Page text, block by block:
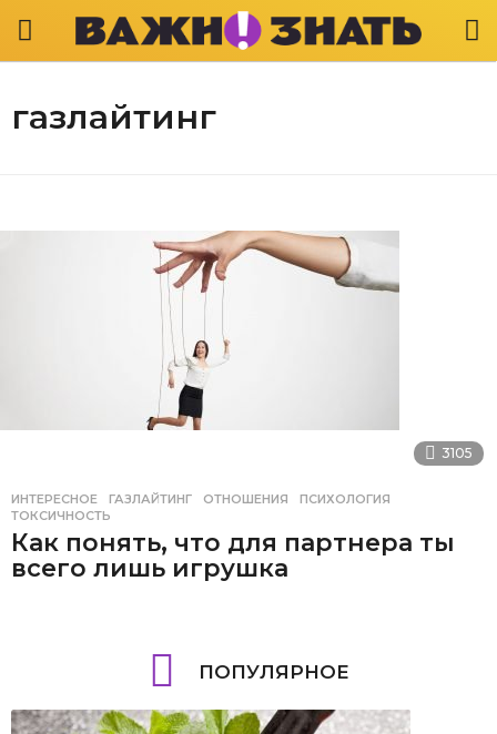
газлайтинг
3105
ИНТЕРЕСНОЕ ГАЗЛАЙТИНГ ,ОТНОШЕНИЯ ,ПСИХОЛОГИЯ
ТОКСИЧНОСТЬ
Как понять, что для партнера ты
всего лишь игрушка
ПОПУЛЯРНОЕ